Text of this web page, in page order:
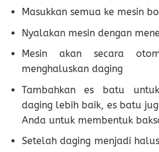
Masukkan semua ke mesin
Nyalakan mesin dengan
Mesin akan secara
menghaluskan daging
Tambahkan es batu
daging lebih baik, es batu
Anda untuk membentuk
Setelah daging menjadi